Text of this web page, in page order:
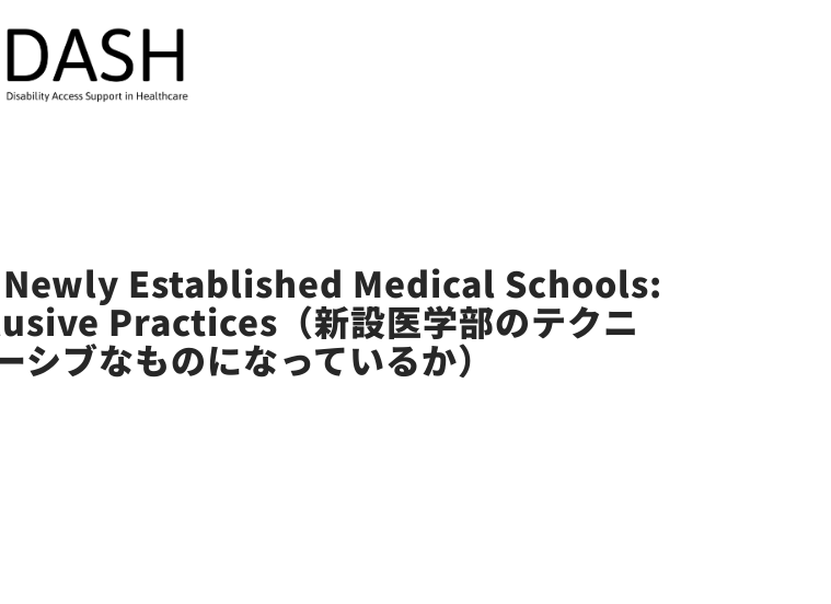
Established Medical Schools:
Practices（新設医学部のテクニ
ブなものになっているか）